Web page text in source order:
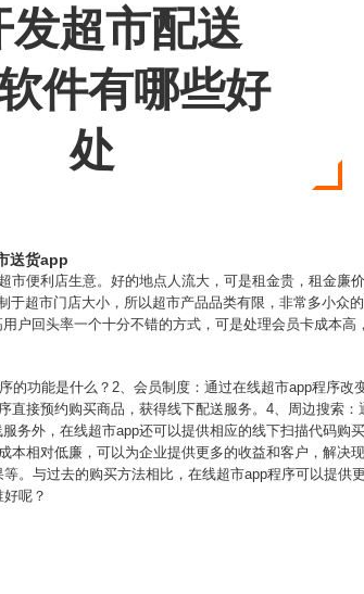
发超市配送
件有哪些好
处
送货app
便利店生意。好的地点人流大，可是租金贵，租金廉
超市门店大小，所以超市产品品类有限，非常多小众
户回头率一个十分不错的方式，可是处理会员卡成本高
的功能是什么？2、会员制度：通过在线超市app程序改
直接预约购买商品，获得线下配送服务。4、周边搜索
务外，在线超市app还可以提供相应的线下扫描代码购
本相对低廉，可以为企业提供更多的收益和客户，解决
。与过去的购买方法相比，在线超市app程序可以提供
呢？